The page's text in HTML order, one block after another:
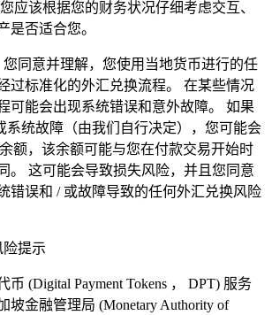
应该根据您的财务状况仔细考虑交互、
是否适合您。
同意并理解，您使用当地货币进行的任
过标准化的外汇兑换流程。 在某些情况
可能会出现系统错误和意外故障。 如果
系统故障（由我们自行决定），您可能会
余额，该余额可能与您在付款交易开始时
。 这可能会导致损失风险，并且您同意
错误和 / 或故障导致的任何外汇兑换风险
提示
币 (Digital Payment Tokens ， DPT) 服务
坡金融管理局 (Monetary Authority of